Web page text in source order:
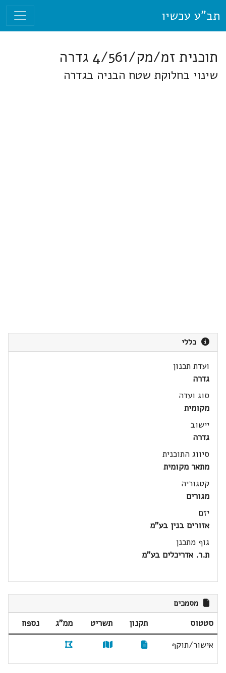
תב"ע עכשיו
תוכנית זמ/מק/4/561 גדרה
שינוי בחלוקת שטח הבניה בגדרה
כללי
ועדת תכנון
גדרה
סוג ועדה
מקומית
יישוב
גדרה
סיווג התוכנית
מתאר מקומית
קטגוריה
מגורים
יזם
אזורים בנין בע"מ
גוף מתכנן
ת.ר. אדריכלים בע"מ
מסמכים
סטטוס תקנון תשריט ממ"ג
נספח
אישור/תוקף